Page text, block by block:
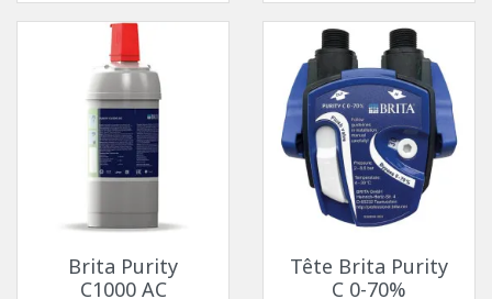
Brita Purity
C1000 AC
Tête Brita Purity
C 0-70%